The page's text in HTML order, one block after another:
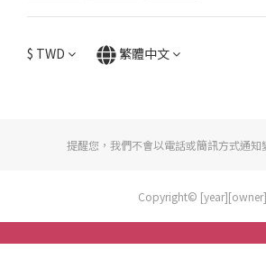
$ TWD 繁體中文
提醒您，我們不會以電話或簡訊方式通知
Copyright© [year][owner]